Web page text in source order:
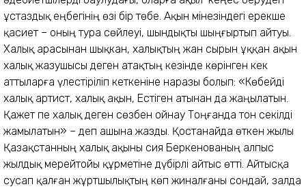
ұстаздық еңбегінің өзі бір төбе. Ақын мінезіндегі ерекше
қасиет – оның тура сөйлеуі, шындықты шыңғыртып айтуы.
Халық арасынан шықкан, халықтың жан сырын ұққан ақын
халық жазушысы деген атақтың кезінде көрінген кек
аттыларға үлестіріліп кеткеніне наразы болып: «Көбейді
халық артист, халық ақын, Естіген атынан да жаңылатын.
Қажет пе халық деген сөзбен ойнау Тоңғанда тон секілді
жамылатын» – деп ашына жазды. Қостанайда өткен жылы
Қазақ­станның халық ақыны Әсия Бер­кенованың алпыс
жылдық мерейтойы құрметіне дүбірлі айтыс өтті. Айтысқа
сусап қалған жұртшылықтың көп жиналғаны сондай, залда